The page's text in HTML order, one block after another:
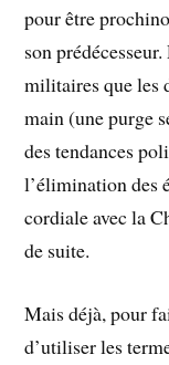
pour être
son
militaires que les
main (une purge
des tendances
l’élimination des
cordiale avec la
de suite.
Mais déjà, pour
d’utiliser les